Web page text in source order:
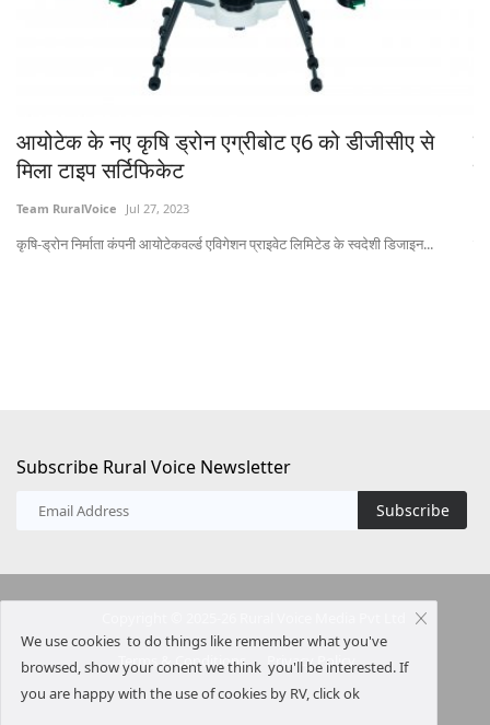
आयोटेक के नए कृषि ड्रोन एग्रीबोट ए6 को डीजीसीए से
मिला टाइप सर्टिफिकेट
Team RuralVoice Jul 27, 2023
कृषि-ड्रोन निर्माता कंपनी आयोटेकवर्ल्ड एविगेशन प्राइवेट लिमिटेड के स्वदेशी डिजाइन...
Subscribe Rural Voice Newsletter
Subscribe
Terms & Conditions Privacy Policy
We use cookies to do things like remember what you've
browsed, show your conent we think you'll be interested. If
you are happy with the use of cookies by RV, click ok